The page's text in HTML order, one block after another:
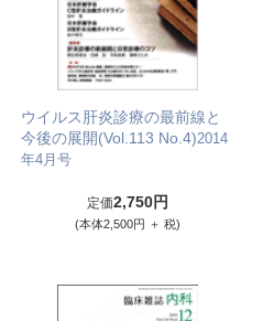
ウイルス肝炎診療の最前線と
今後の展開(Vol.113 No.4)2014
年4月号
定価2,750円
(本体2,500円 ＋ 税)